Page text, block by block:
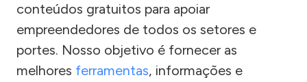
conteúdos gratuitos para apoiar
empreendedores de todos os setores e
portes. Nosso objetivo é fornecer as
melhores ferramentas, informações e